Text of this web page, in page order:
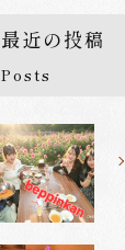
最近の投稿
Posts